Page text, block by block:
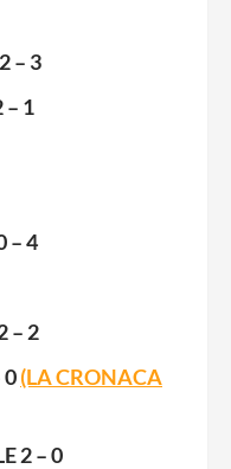
– 3
– 1
– 4
– 2
0(LA CRONACA
2 – 0